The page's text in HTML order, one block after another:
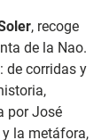
, recoge
de la Nao.
de corridas y
por José
la metáfora,